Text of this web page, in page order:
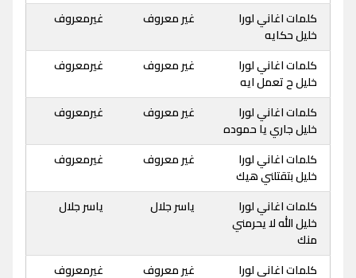
كلمات اغاني لورا
خليل حكايه
غير معروف غيرمعروف
كلمات اغاني لورا
خليل ح تعمل ايه
غير معروف غيرمعروف
كلمات اغاني لورا
خليل جاري يا حموده
غير معروف غيرمعروف
كلمات اغاني لورا
خليل بتقتلني هيك
غير معروف غيرمعروف
كلمات اغاني لورا
خليل الله لا يحرمني
منك
ياسر جلال ياسر جلال
كلمات اغاني لورا
غير معروف غيرمعروف